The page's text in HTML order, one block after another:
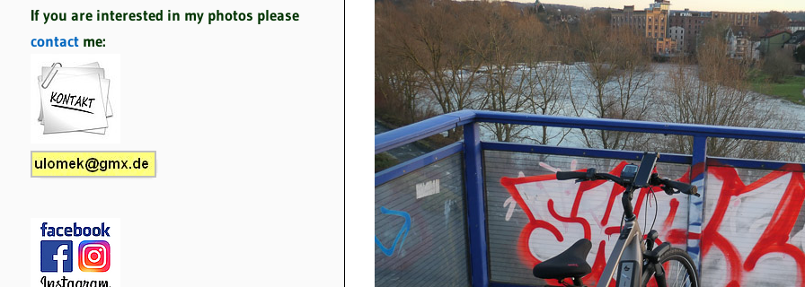
If you are interested in my photos please
contact me: